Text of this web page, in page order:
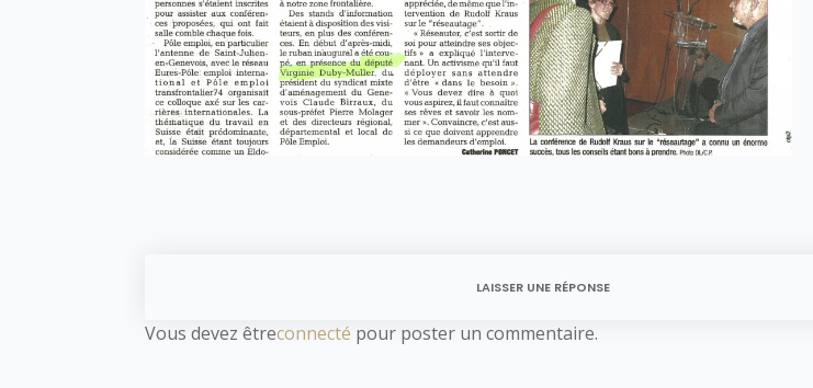
LAISSER UNE RÉPONSE
Vous devez êtreconnecté pour poster un commentaire.